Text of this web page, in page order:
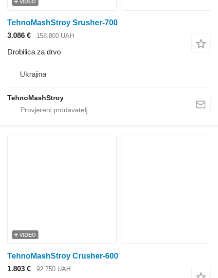
VIDEO
TehnoMashStroy Srusher-700
3.086 €
158.800 UAH
Drobilica za drvo
Ukrajina
TehnoMashStroy
VIDEO
TehnoMashStroy Crusher-600
1.803 €
92.750 UAH